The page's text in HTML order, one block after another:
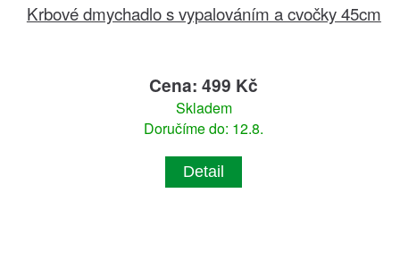
Krbové dmychadlo s vypalováním a cvočky 45cm
Cena: 499 Kč
Skladem
Doručíme do: 12.8.
Detail